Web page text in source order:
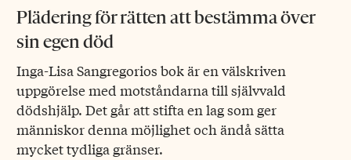
Plädering för rätten att bestämma över
sin egen död
Inga-Lisa Sangregorios bok är en välskriven
uppgörelse med motståndarna till självvald
dödshjälp. Det går att stifta en lag som ger
människor denna möjlighet och ändå sätta
mycket tydliga gränser.